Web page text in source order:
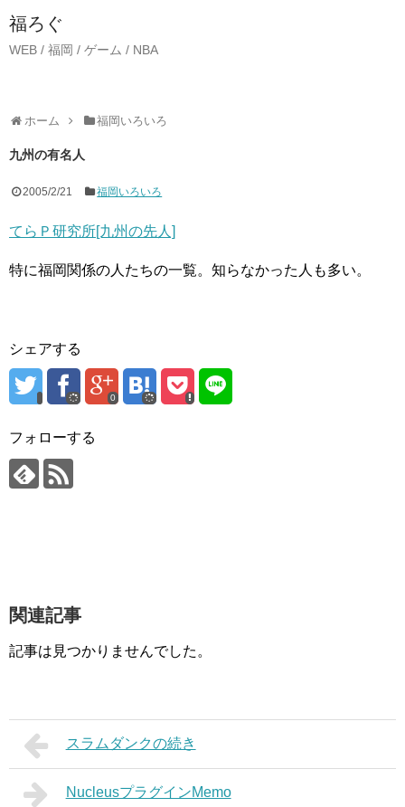
福ろぐ
WEB / 福岡 / ゲーム / NBA
ホーム 福岡いろいろ
九州の有名人
2005/2/21 福岡いろいろ
てらＰ研究所[九州の先人]
特に福岡関係の人たちの一覧。知らなかった人も多い。
シェアする
0
フォローする
関連記事
記事は見つかりませんでした。
スラムダンクの続き
NucleusプラグインMemo